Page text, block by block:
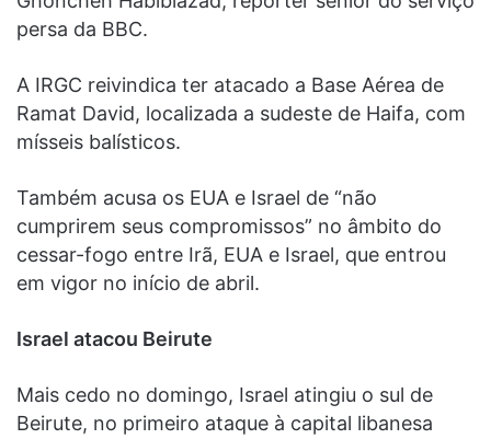
persa da BBC.
A IRGC reivindica ter atacado a Base Aérea de
Ramat David, localizada a sudeste de Haifa, com
mísseis balísticos.
Também acusa os EUA e Israel de “não
cumprirem seus compromissos” no âmbito do
cessar-fogo entre Irã, EUA e Israel, que entrou
em vigor no início de abril.
Israel atacou Beirute
Mais cedo no domingo, Israel atingiu o sul de
Beirute, no primeiro ataque à capital libanesa